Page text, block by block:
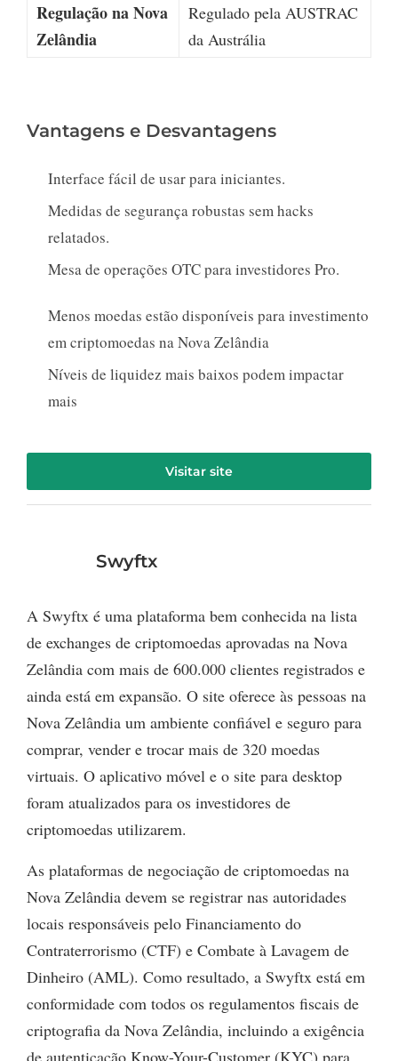
Regulação na Nova
Zelândia
Regulado pela AUSTRAC
da Austrália
Vantagens e Desvantagens
Interface fácil de usar para iniciantes.
Medidas de segurança robustas sem hacks
relatados.
Mesa de operações OTC para investidores Pro.
Menos moedas estão disponíveis para investimento
em criptomoedas na Nova Zelândia
Níveis de liquidez mais baixos podem impactar
mais
Visitar site
Swyftx
A Swyftx é uma plataforma bem conhecida na lista
de exchanges de criptomoedas aprovadas na Nova
Zelândia com mais de 600.000 clientes registrados e
ainda está em expansão. O site oferece às pessoas na
Nova Zelândia um ambiente confiável e seguro para
comprar, vender e trocar mais de 320 moedas
virtuais. O aplicativo móvel e o site para desktop
foram atualizados para os investidores de
criptomoedas utilizarem.
As plataformas de negociação de criptomoedas na
Nova Zelândia devem se registrar nas autoridades
locais responsáveis pelo Financiamento do
Contraterrorismo (CTF) e Combate à Lavagem de
Dinheiro (AML). Como resultado, a Swyftx está em
conformidade com todos os regulamentos fiscais de
criptografia da Nova Zelândia, incluindo a exigência